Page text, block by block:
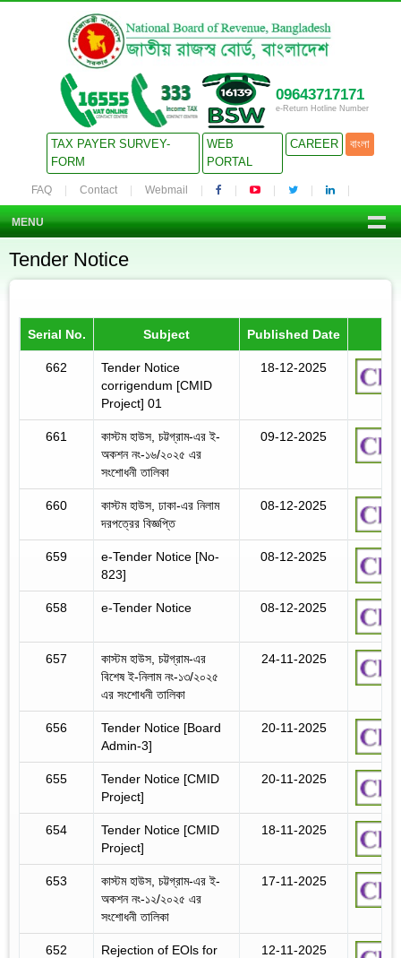
09643717171
e-Return Hotline Number
TAX PAYER SURVEY-
FORM
WEB
PORTAL
CAREER বাংলা
FAQ Contact Webmail
MENU
Tender Notice
Serial No. Subject Published Date
662
Tender Notice
corrigendum [CMID
Project] 01
18-12-2025
661
কাস্টম হাউস, চট্টগ্রাম-এর ই-
অকশন নং-১৬/২০২৫ এর
সংশোধনী তালিকা
09-12-2025
660
কাস্টম হাউস, ঢাকা-এর নিলাম
দরপত্রের বিজ্ঞপ্তি
08-12-2025
659
e-Tender Notice [No-
823]
08-12-2025
658 e-Tender Notice 08-12-2025
657
কাস্টম হাউস, চট্টগ্রাম-এর
বিশেষ ই-নিলাম নং-১৩/২০২৫
এর সংশোধনী তালিকা
24-11-2025
656
Tender Notice [Board
Admin-3]
20-11-2025
655
Tender Notice [CMID
Project]
20-11-2025
654
Tender Notice [CMID
Project]
18-11-2025
653
কাস্টম হাউস, চট্টগ্রাম-এর ই-
অকশন নং-১২/২০২৫ এর
সংশোধনী তালিকা
17-11-2025
652
Rejection of EOls for
12-11-2025